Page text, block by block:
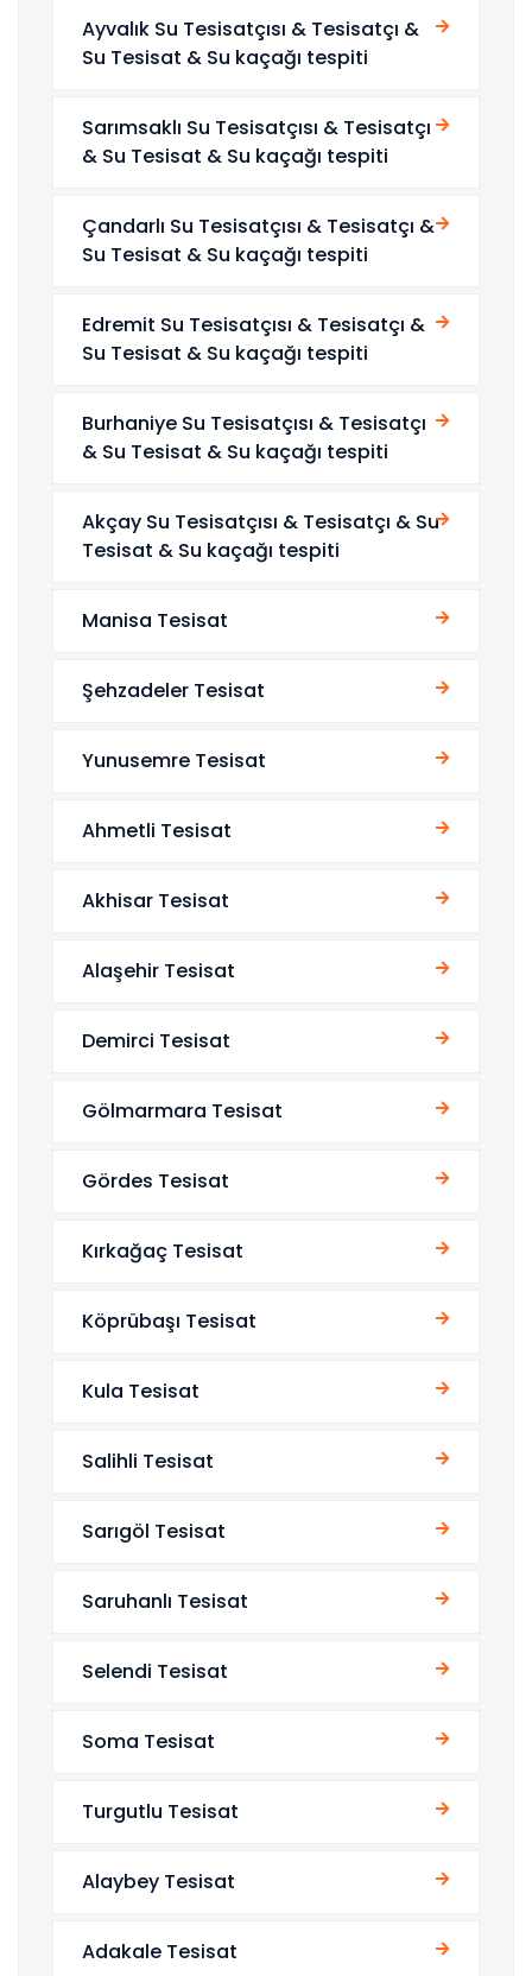
Ayvalık Su Tesisatçısı & Tesisatçı &
Su Tesisat & Su kaçağı tespiti
Sarımsaklı Su Tesisatçısı & Tesisatçı
& Su Tesisat & Su kaçağı tespiti
Çandarlı Su Tesisatçısı & Tesisatçı &
Su Tesisat & Su kaçağı tespiti
Edremit Su Tesisatçısı & Tesisatçı &
Su Tesisat & Su kaçağı tespiti
Burhaniye Su Tesisatçısı & Tesisatçı
& Su Tesisat & Su kaçağı tespiti
Akçay Su Tesisatçısı & Tesisatçı & Su
Tesisat & Su kaçağı tespiti
Manisa Tesisat
Şehzadeler Tesisat
Yunusemre Tesisat
Ahmetli Tesisat
Akhisar Tesisat
Alaşehir Tesisat
Demirci Tesisat
Gölmarmara Tesisat
Gördes Tesisat
Kırkağaç Tesisat
Köprübaşı Tesisat
Kula Tesisat
Salihli Tesisat
Sarıgöl Tesisat
Saruhanlı Tesisat
Selendi Tesisat
Soma Tesisat
Turgutlu Tesisat
Alaybey Tesisat
Adakale Tesisat